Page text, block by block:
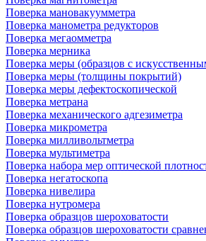
Поверка мановакуумметра
Поверка манометра редукторов
Поверка мегаомметра
Поверка мерника
Поверка меры (образцов с
Поверка меры (толщины покрытий)
Поверка меры дефектоскопической
Поверка метрана
Поверка механического адгезиметра
Поверка микрометра
Поверка милливольтметра
Поверка мультиметра
Поверка набора мер оптической
Поверка негатоскопа
Поверка нивелира
Поверка нутромера
Поверка образцов шероховатости
Поверка образцов шероховатости